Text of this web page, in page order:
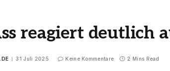
reagiert deutlich
31 Juli 2025 Keine Kommentare 2 Mins Read